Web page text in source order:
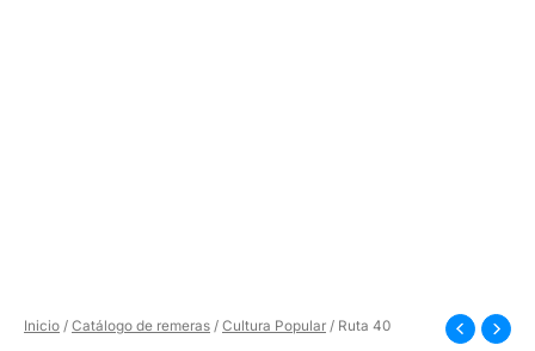
Inicio / Catálogo de remeras / Cultura Popular / Ruta 40